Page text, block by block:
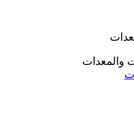
والمعدات